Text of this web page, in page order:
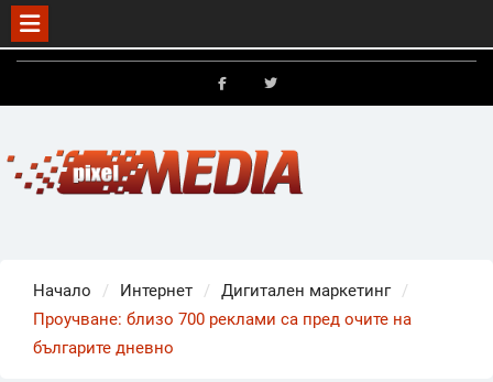
Skip
Начало Интернет
Дигитален маркетинг
Проучване: близо 700 реклами са пред очите на
българите дневно